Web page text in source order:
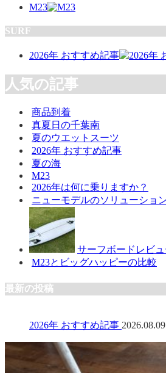
M23
SURF
2026年 おすすめ記事
人気の記事
商品到着
真夏日の千葉南
夏のウエットスーツ
2026年 おすすめ記事
夏の海
M23
2026年は何に乗りますか？
ニューモデルのソリューショ
サーフボードレビ
M23とビッグハッピーの比較
最新の投稿
2026年 おすすめ記事 2026.08.09